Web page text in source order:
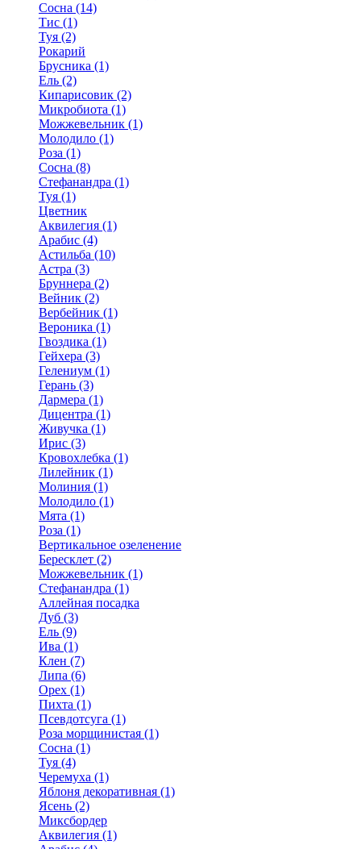
Сосна (14)
Тис (1)
Туя (2)
Рокарий
Брусника (1)
Ель (2)
Кипарисовик (2)
Микробиота (1)
Можжевельник (1)
Молодило (1)
Роза (1)
Сосна (8)
Стефанандра (1)
Туя (1)
Цветник
Аквилегия (1)
Арабис (4)
Астильба (10)
Астра (3)
Бруннера (2)
Вейник (2)
Вербейник (1)
Вероника (1)
Гвоздика (1)
Гейхера (3)
Гелениум (1)
Герань (3)
Дармера (1)
Дицентра (1)
Живучка (1)
Ирис (3)
Кровохлебка (1)
Лилейник (1)
Молиния (1)
Молодило (1)
Мята (1)
Роза (1)
Вертикальное озеленение
Бересклет (2)
Можжевельник (1)
Стефанандра (1)
Аллейная посадка
Дуб (3)
Ель (9)
Ива (1)
Клен (7)
Липа (6)
Орех (1)
Пихта (1)
Псевдотсуга (1)
Роза морщинистая (1)
Сосна (1)
Туя (4)
Черемуха (1)
Яблоня декоративная (1)
Ясень (2)
Миксбордер
Аквилегия (1)